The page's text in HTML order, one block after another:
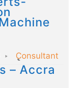
Consultant
– Accra